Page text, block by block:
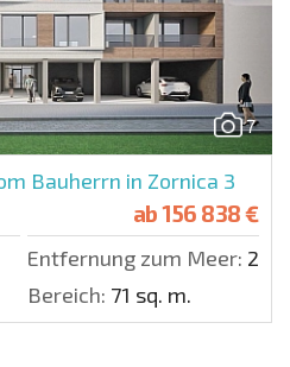
7
Bauherrn in Zornica 3
ab156 838 €
Entfernung zum Meer:
Bereich: 71 sq. m.